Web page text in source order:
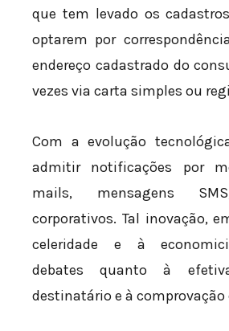
que tem levado os
optarem por
endereço cadastrado do
vezes via carta simples ou
Com a evolução
admitir notificações por
mails, mensagens
corporativos. Tal inovação,
celeridade e à
debates quanto à
destinatário e à comprovação